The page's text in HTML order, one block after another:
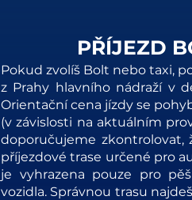
PŘÍJEZD
Pokud zvolíš Bolt nebo taxi,
z Prahy hlavního nádraží v
Orientační cena jízdy se
(v závislosti na aktuálním
doporučujeme zkontrolovat,
příjezdové trase určené pro
je vyhrazena pouze pro
vozidla. Správnou trasu